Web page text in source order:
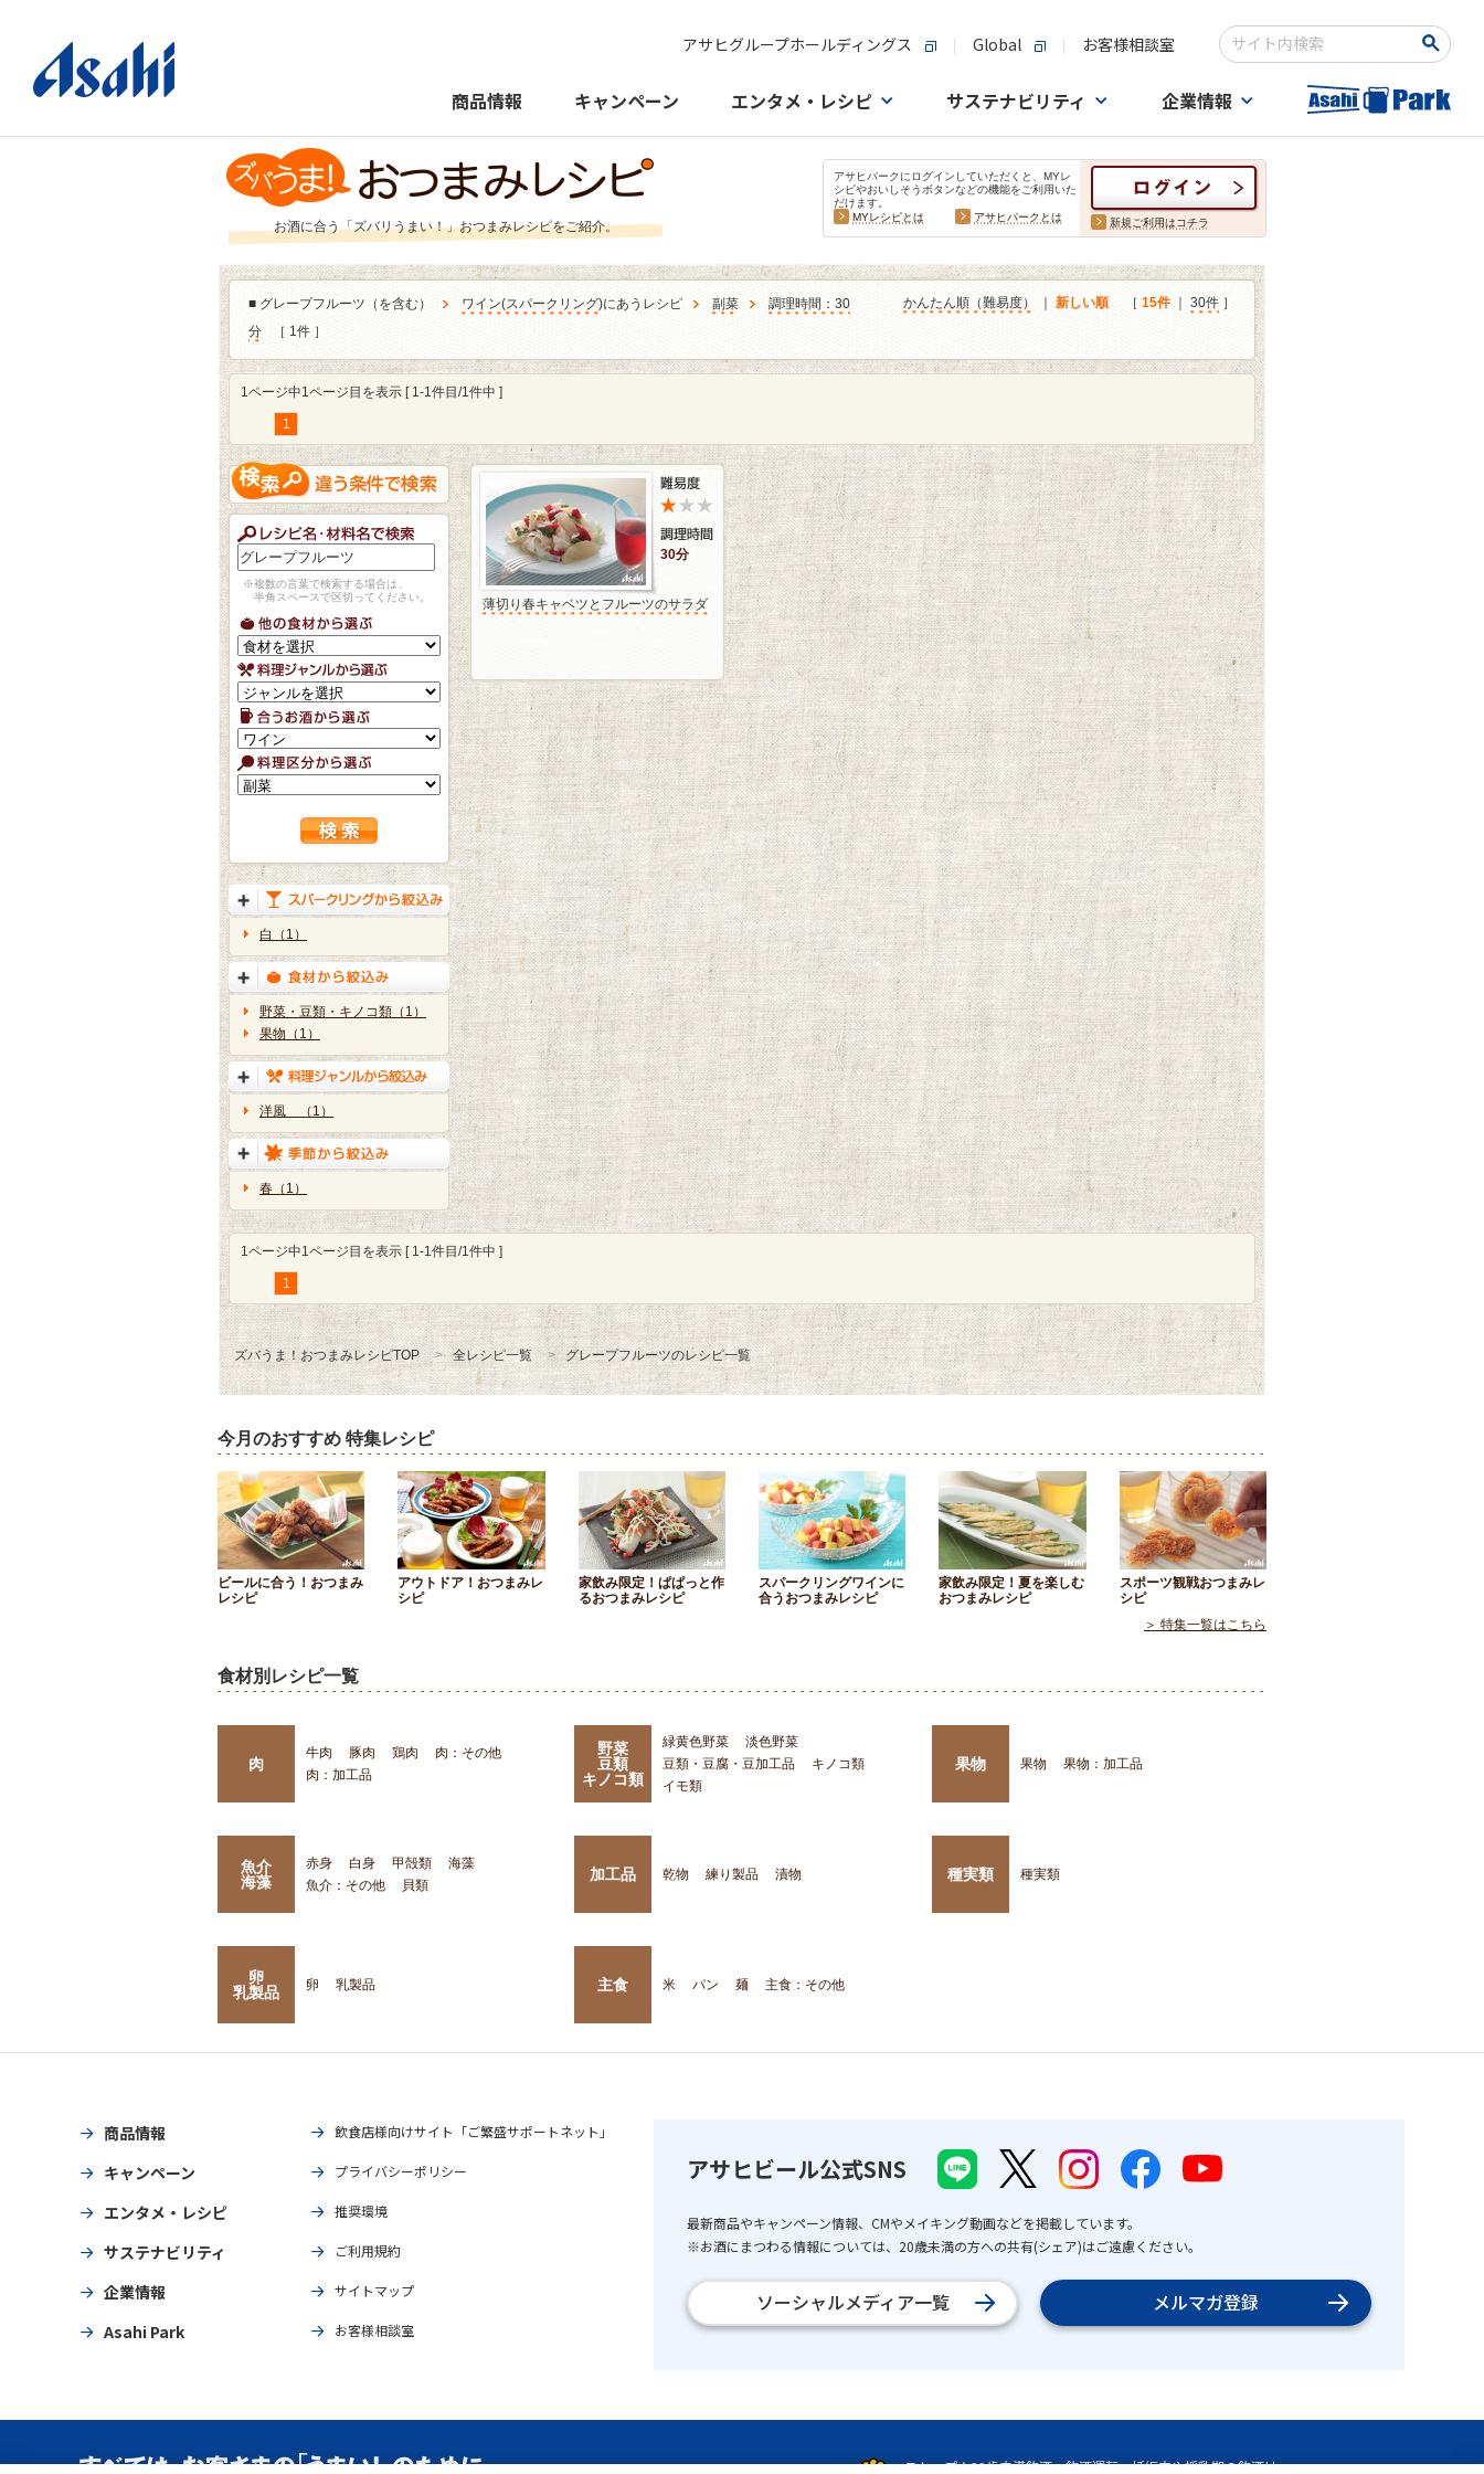
アサヒグループホールディングス Global お客様相談室
検索キーワード入力
商品情報 キャンペーン エンタメ・レシピ サステナビリティ 企業情報
お酒に合う「ズバリうまい！」おつまみレシピをご紹介。
アサヒパークにログインしていただくと、MYレ
シピやおいしそうボタンなどの機能をご利用いた
だけます。
MYレシピとは
アサヒパークとは 新規ご利用はコチラ
■ グレープフルーツ（を含む） ワイン(スパークリング)にあうレシピ 副菜
調理時間：30
分
［ 1件 ］
かんたん順（難易度） 新しい順 ［ 15件｜ 30件 ］
1ページ中1ページ目を表示 [ 1-1件目/1件中 ]
1
※複数の言葉で検索する場合は、
半角スペースで区切ってください。
白（1）
野菜・豆類・キノコ類（1）
果物（1）
洋風 （1）
春（1）
30分
薄切り春キャベツとフルーツのサラダ
1ページ中1ページ目を表示 [ 1-1件目/1件中 ]
1
ズバうま！おつまみレシピTOP 全レシピ一覧 グレープフルーツのレシピ一覧
今月のおすすめ 特集レシピ
ビールに合う！おつまみ
レシピ
アウトドア！おつまみレ
シピ
家飲み限定！ぱぱっと作
るおつまみレシピ
スパークリングワインに
合うおつまみレシピ
家飲み限定！夏を楽しむ
おつまみレシピ
スポーツ観戦おつまみレ
シピ
＞ 特集一覧はこちら
食材別レシピ一覧
肉
牛肉 豚肉 鶏肉
肉：その他
肉：加工品
野菜
豆類
キノコ類
緑黄色野菜
淡色野菜
豆類・豆腐・豆加工品
キノコ類
イモ類
果物 果物 果物：加工品
魚介
海藻
赤身 白身 甲殻類
海藻
魚介：その他
貝類
加工品 乾物 練り製品 漬物 種実類 種実類
卵
乳製品
卵 乳製品 主食 米 パン 麺 主食：その他
商品情報
キャンペーン
エンタメ・レシピ
サステナビリティ
企業情報
Asahi Park
飲食店様向けサイト「ご繁盛サポートネット」
プライバシーポリシー
推奨環境
ご利用規約
サイトマップ
お客様相談室
アサヒビール公式SNS
最新商品やキャンペーン情報、CMやメイキング動画などを掲載しています。
※お酒にまつわる情報については、20歳未満の方への共有(シェア)はご遠慮ください。
ソーシャルメディア一覧 メルマガ登録